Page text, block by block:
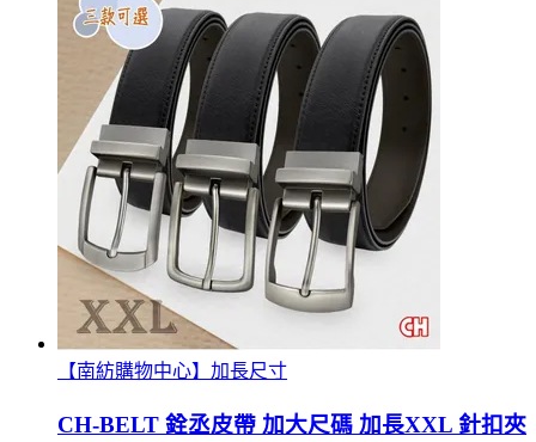
【南紡購物中心】加長尺寸
CH-BELT 銓丞皮帶 加大尺碼 加長XXL 針扣夾